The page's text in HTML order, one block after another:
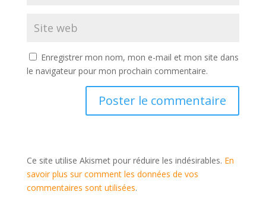
Enregistrer mon nom, mon e-mail et mon site dans
le navigateur pour mon prochain commentaire.
Ce site utilise Akismet pour réduire les indésirables. En
savoir plus sur comment les données de vos
commentaires sont utilisées.